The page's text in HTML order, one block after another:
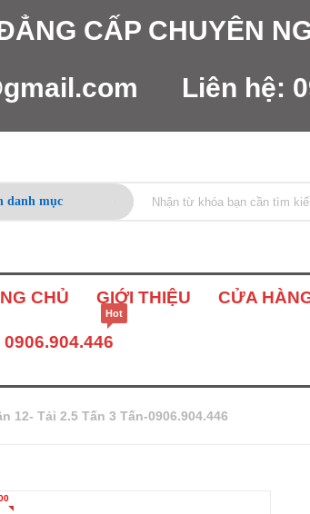
CẤP CHUYÊN
Liên hệ:
CHỦ GIỚI THIỆU CỬA
0906.904.446
Hot
12- Tải 2.5 Tấn 3 Tấn-0906.904.446